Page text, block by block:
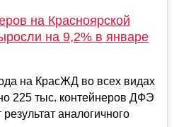
на Красноярской
на 9,2% в январе
на КрасЖД во всех видах
225 тыс. контейнеров ДФЭ
аналогичного